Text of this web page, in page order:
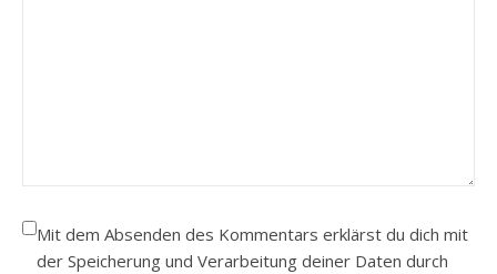
Mit dem Absenden des Kommentars erklärst du dich mit
der Speicherung und Verarbeitung deiner Daten durch